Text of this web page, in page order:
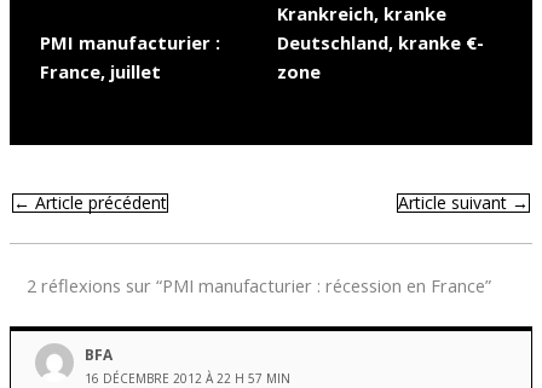
PMI manufacturier :
France, juillet
Krankreich, kranke
Deutschland, kranke €-
zone
←Article précédent Article suivant→
2 réflexions sur “PMI manufacturier : récession en France”
BFA
16 DÉCEMBRE 2012 À 22 H 57 MIN